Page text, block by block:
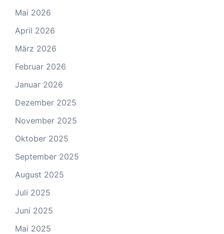
Mai 2026
April 2026
März 2026
Februar 2026
Januar 2026
Dezember 2025
November 2025
Oktober 2025
September 2025
August 2025
Juli 2025
Juni 2025
Mai 2025